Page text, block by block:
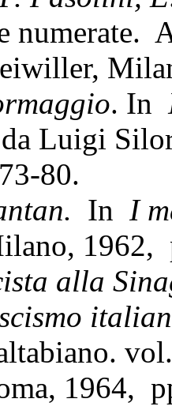
numerate.
. In
da Luigi
80.
In
I
1962,
alla
1964,